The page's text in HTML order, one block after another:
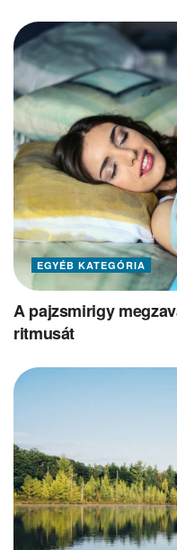
EGYÉB KATEGÓRIA
A pajzsmirigy
ritmusát